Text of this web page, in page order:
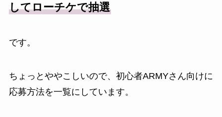
してローチケで抽選
です。
ちょっとややこしいので、初心者ARMYさん向けに
応募方法を一覧にしています。